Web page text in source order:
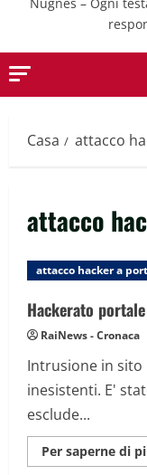
Casa attacco
attacco
attacco hacker a
Hackerato
RaiNews - Cronaca
Intrusione in
inesistenti. E'
esclude...
Per saperne di